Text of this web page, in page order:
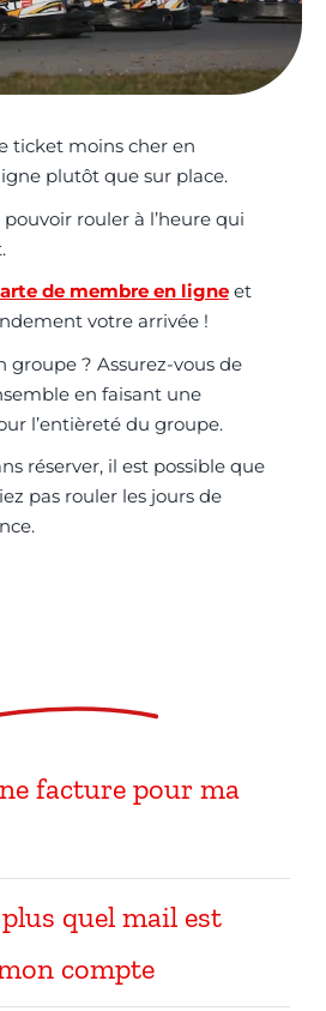
ticket moins cher en
plutôt que sur place.
pouvoir rouler à l’heure qui
de membre en ligneet
votre arrivée !
groupe ? Assurez-vous de
en faisant une
l’entièreté du groupe.
réserver, il est possible que
pas rouler les jours de
facture pour ma
quel mail est
compte